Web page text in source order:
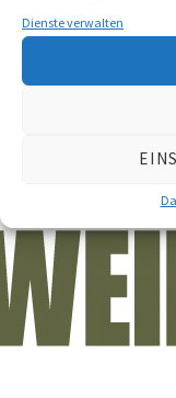
Dienste verwalten
Aktive